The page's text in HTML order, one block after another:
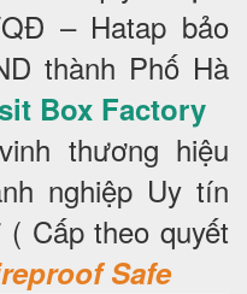
– Hatap bảo
thành Phố Hà
Box Factory
thương hiệu
nghiệp Uy tín
Cấp theo quyết
Safe